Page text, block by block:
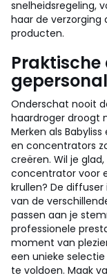
snelheidsregeling,
haar de
producten.
Praktische
Onderschat nooit
haardroger droogt
Merken als
en concentrators
creëren. Wil je
concentrator voor
krullen? De
van de
passen aan je
professionele
moment van
een unieke
te voldoen. Maak